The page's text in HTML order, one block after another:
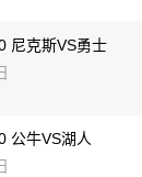
尼克斯VS勇士
公牛VS湖人